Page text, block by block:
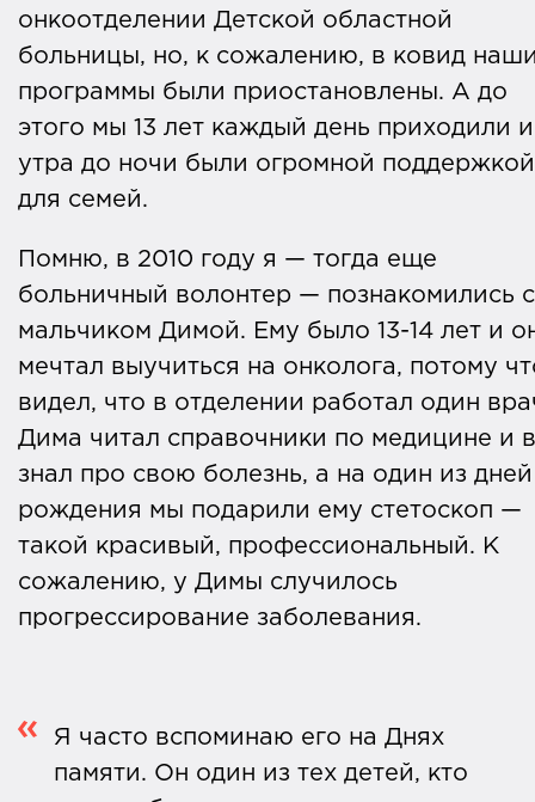
онкоотделении Детской областной
больницы, но, к сожалению, в ковид
программы были приостановлены. А до
этого мы 13 лет каждый день приходили
утра до ночи были огромной поддержкой
для семей.
Помню, в 2010 году я — тогда еще
больничный волонтер — познакомились с
мальчиком Димой. Ему было 13-14 лет и
мечтал выучиться на онколога, потому
видел, что в отделении работал один
Дима читал справочники по медицине и
знал про свою болезнь, а на один из дней
рождения мы подарили ему стетоскоп —
такой красивый, профессиональный. К
сожалению, у Димы случилось
прогрессирование заболевания.
Я часто вспоминаю его на Днях
памяти. Он один из тех детей, кто